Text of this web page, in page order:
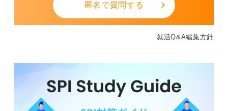
匿名で質問する
就活Q&A編集方針